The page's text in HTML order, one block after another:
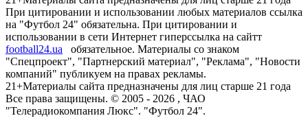
При цитировании и использовании любых материалов ссылка
на "Футбол 24" обязательна. При цитировании и
использовании в сети Интернет гиперссылка на сайтт
football24.ua
обязательное. Материалы со знаком
"Спецпроект", "Партнерский материал", "Реклама", "Новости
компаний" публикуем на правах рекламы.
21+Материалы сайта предназначены для лиц старше 21 года
Все права защищены. © 2005 - 2026 , ЧАО
"Телерадиокомпания Люкс". "Футбол 24".